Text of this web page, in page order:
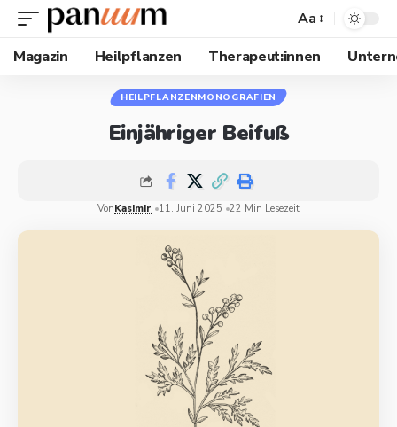
Aa
Magazin
Heilpflanzen Therapeut:innen
HEILPFLANZENMONOGRAFIEN
Einjähriger Beifuß
VonKasimir 11. Juni 2025 22 Min Lesezeit